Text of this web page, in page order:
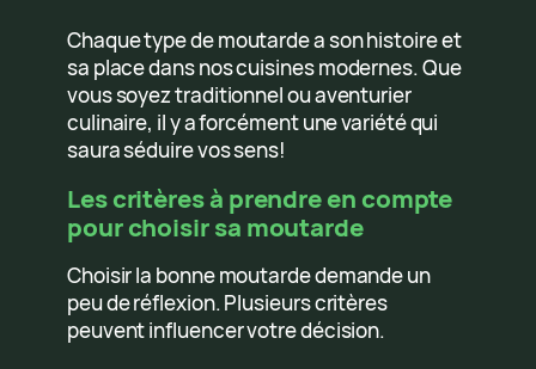
Chaque type de moutarde a son histoire et
sa place dans nos cuisines modernes. Que
vous soyez traditionnel ou aventurier
culinaire, il y a forcément une variété qui
saura séduire vos sens!
Les critères à prendre en compte
pour choisir sa moutarde
Choisir la bonne moutarde demande un
peu de réflexion. Plusieurs critères
peuvent influencer votre décision.